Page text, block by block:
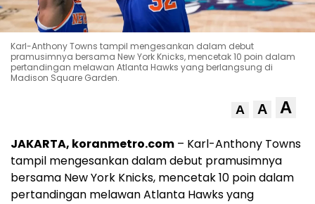
Karl-Anthony Towns tampil mengesankan dalam debut
pramusimnya bersama New York Knicks, mencetak 10 poin dalam
pertandingan melawan Atlanta Hawks yang berlangsung di
Madison Square Garden.
A A A
JAKARTA, koranmetro.com – Karl-Anthony Towns
tampil mengesankan dalam debut pramusimnya
bersama New York Knicks, mencetak 10 poin dalam
pertandingan melawan Atlanta Hawks yang